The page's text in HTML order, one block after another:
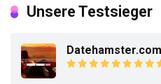
Unsere Testsieger
Datehamster.com